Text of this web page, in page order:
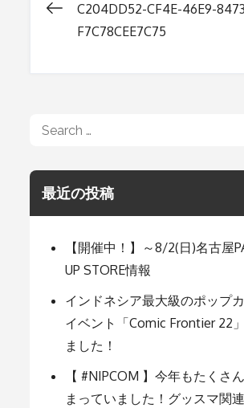
投
ナ
ビ
ゲ
ー
シ
ョ
C204DD52-CF4E-46E9-
F7C78CEE7C75
Search
最近の投稿
【開催中！】～8/2(日)名古屋
UP STORE情報
インドネシア最大級のポップ
イベント「Comic Frontier 22
ました！
【 #NIPCOM 】今年もたくさ
まっていました！グッスマ関